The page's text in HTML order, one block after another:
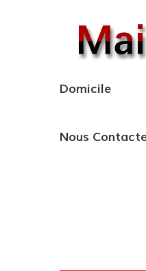
Domicile
Nous